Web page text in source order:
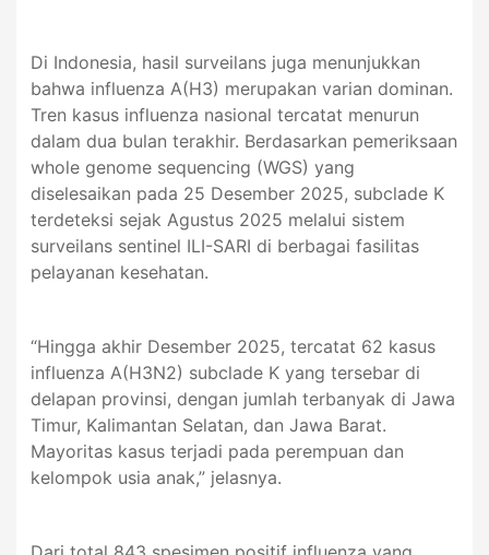
Di Indonesia, hasil surveilans juga menunjukkan
bahwa influenza A(H3) merupakan varian dominan.
Tren kasus influenza nasional tercatat menurun
dalam dua bulan terakhir. Berdasarkan pemeriksaan
whole genome sequencing (WGS) yang
diselesaikan pada 25 Desember 2025, subclade K
terdeteksi sejak Agustus 2025 melalui sistem
surveilans sentinel ILI-SARI di berbagai fasilitas
pelayanan kesehatan.
“Hingga akhir Desember 2025, tercatat 62 kasus
influenza A(H3N2) subclade K yang tersebar di
delapan provinsi, dengan jumlah terbanyak di Jawa
Timur, Kalimantan Selatan, dan Jawa Barat.
Mayoritas kasus terjadi pada perempuan dan
kelompok usia anak,” jelasnya.